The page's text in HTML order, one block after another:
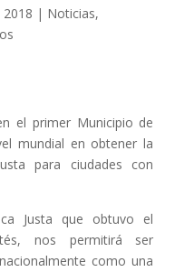
2018 | Noticias,
el primer Municipio de
mundial en obtener la
para ciudades con
Justa que obtuvo el
nos permitirá ser
como una